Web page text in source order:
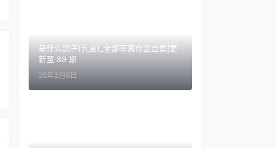
是什么鸽子(九言)_全部写真作品合集|更
新至 89 期
25年2月6日